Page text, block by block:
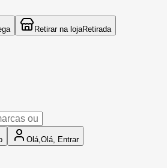
Retirar na lojaRetirada
Olá, Olá, Entrar